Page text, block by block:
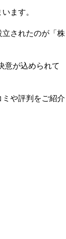
ます。
されたのが「株
意が込められて
や評判をご紹介